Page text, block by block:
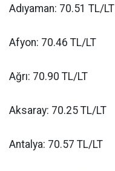
Adıyaman: 70.51 TL/LT
Afyon: 70.46 TL/LT
Ağrı: 70.90 TL/LT
Aksaray: 70.25 TL/LT
Antalya: 70.57 TL/LT